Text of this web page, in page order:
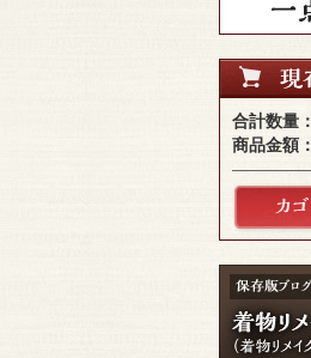
合計数量：
商品金額：